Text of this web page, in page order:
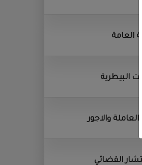
العامة
البيطرية
والاجور
القضائي